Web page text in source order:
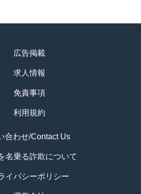
広告掲載
求人情報
免責事項
利用規約
合わせ/Contact Us
名乗る詐欺について
イバシーポリシー